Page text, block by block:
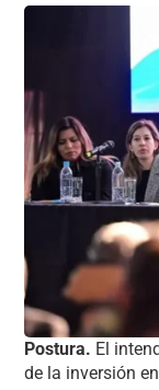
Postura. El
de la inversión